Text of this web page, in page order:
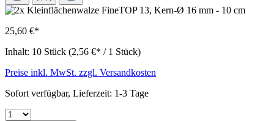
25,60 €*
Inhalt: 10 Stück (2,56 €* / 1 Stück)
Preise inkl. MwSt. zzgl. Versandkosten
Sofort verfügbar, Lieferzeit: 1-3 Tage